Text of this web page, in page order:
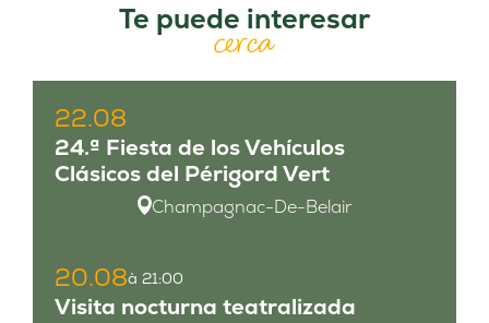
Te puede interesar
cerca
22.08
24.ª Fiesta de los Vehículos
Clásicos del Périgord Vert
Champagnac-De-Belair
20.08à 21:00
Visita nocturna teatralizada